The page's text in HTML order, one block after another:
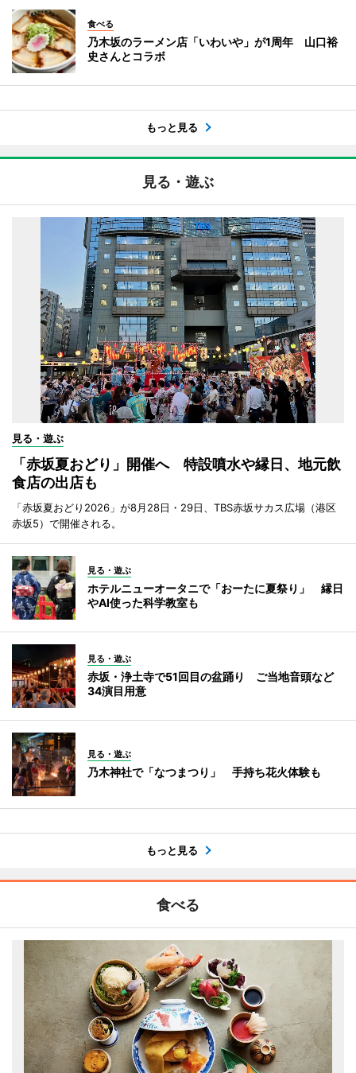
食べる
乃木坂のラーメン店「いわいや」が1周年 山口裕
史さんとコラボ
もっと見る
見る・遊ぶ
見る・遊ぶ
「赤坂夏おどり」開催へ 特設噴水や縁日、地元飲
食店の出店も
「赤坂夏おどり2026」が8月28日・29日、TBS赤坂サカス広場（港区
赤坂5）で開催される。
見る・遊ぶ
ホテルニューオータニで「おーたに夏祭り」 縁日
やAI使った科学教室も
見る・遊ぶ
赤坂・浄土寺で51回目の盆踊り ご当地音頭など
34演目用意
見る・遊ぶ
乃木神社で「なつまつり」 手持ち花火体験も
もっと見る
食べる